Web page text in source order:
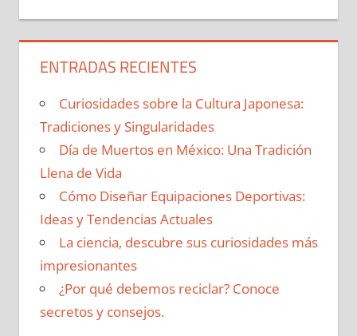
ENTRADAS RECIENTES
Curiosidades sobre la Cultura Japonesa:
Tradiciones y Singularidades
Día de Muertos en México: Una Tradición
Llena de Vida
Cómo Diseñar Equipaciones Deportivas:
Ideas y Tendencias Actuales
La ciencia, descubre sus curiosidades más
impresionantes
¿Por qué debemos reciclar? Conoce
secretos y consejos.